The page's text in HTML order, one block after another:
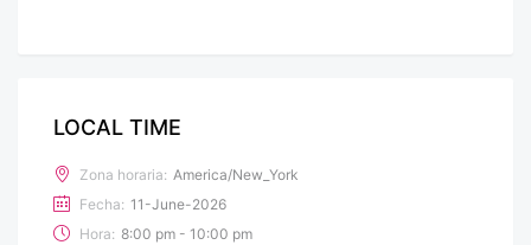
LOCAL TIME
Zona horaria: America/New_York
Fecha: 11-June-2026
Hora: 8:00 pm - 10:00 pm